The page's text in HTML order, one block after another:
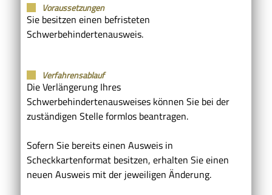
Voraussetzungen
Sie besitzen einen befristeten
Schwerbehindertenausweis.
Verfahrensablauf
Die Verlängerung Ihres
Schwerbehindertenausweises können Sie bei der
zuständigen Stelle formlos beantragen.
Sofern Sie bereits einen Ausweis in
Scheckkartenformat besitzen, erhalten Sie einen
neuen Ausweis mit der jeweiligen Änderung.